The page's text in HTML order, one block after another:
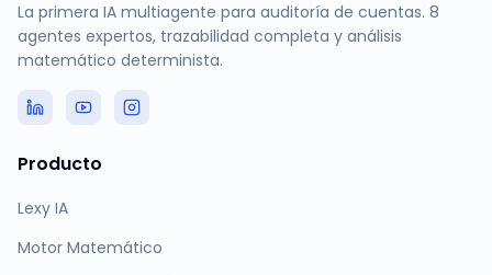
La primera IA multiagente para auditoría de cuentas. 8
agentes expertos, trazabilidad completa y análisis
matemático determinista.
Producto
Lexy IA
Motor Matemático